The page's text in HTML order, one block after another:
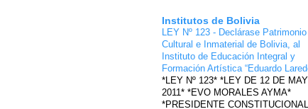
Institutos de Bolivia
LEY Nº 123 - Declárase Patrimonio
Cultural e Inmaterial de Bolivia, al
Instituto de Educación Integral y
Formación Artística “Eduardo
*LEY Nº 123* *LEY DE 12 DE
2011* *EVO MORALES AYMA*
*PRESIDENTE